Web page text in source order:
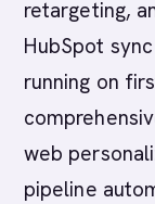
retargeting,
HubSpot
running on
web
pipeline